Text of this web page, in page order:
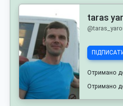
taras
Отримано
Отримано